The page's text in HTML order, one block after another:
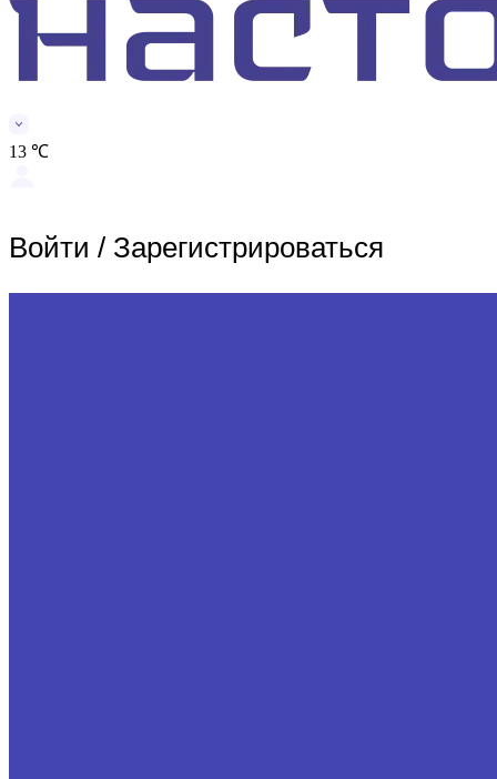
13 ℃
Войти / Зарегистрироваться